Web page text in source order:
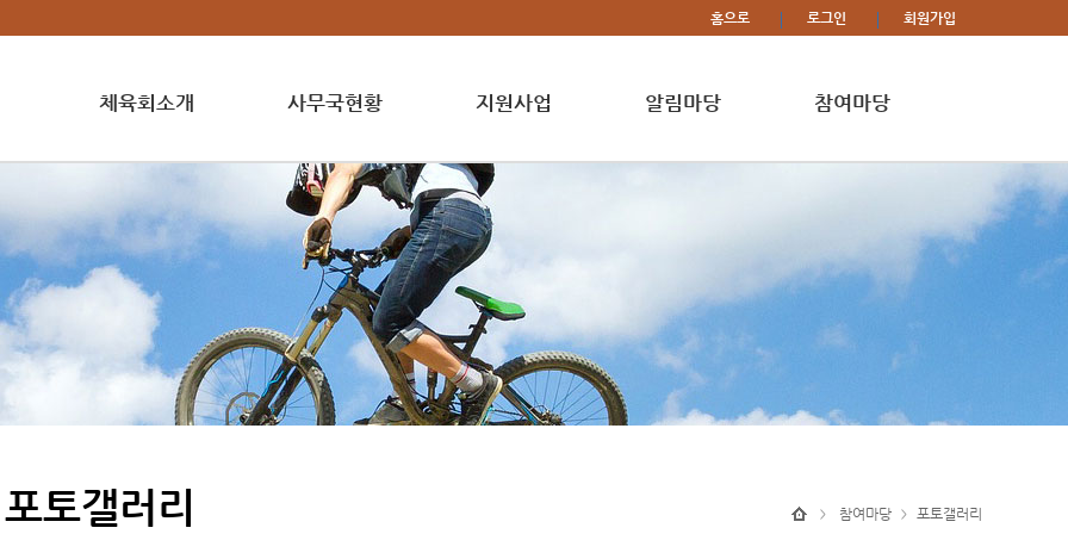
홈으로 로그인 회원가입
체육회소개 사무국현황 지원사업 알림마당 참여마당
포토갤러리 > 참여마당 > 포토갤러리